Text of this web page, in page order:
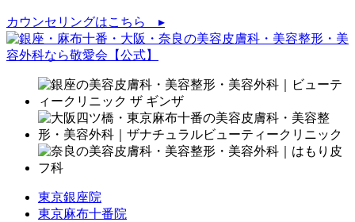
カウンセリングはこちら ▸
東京銀座院
東京麻布十番院